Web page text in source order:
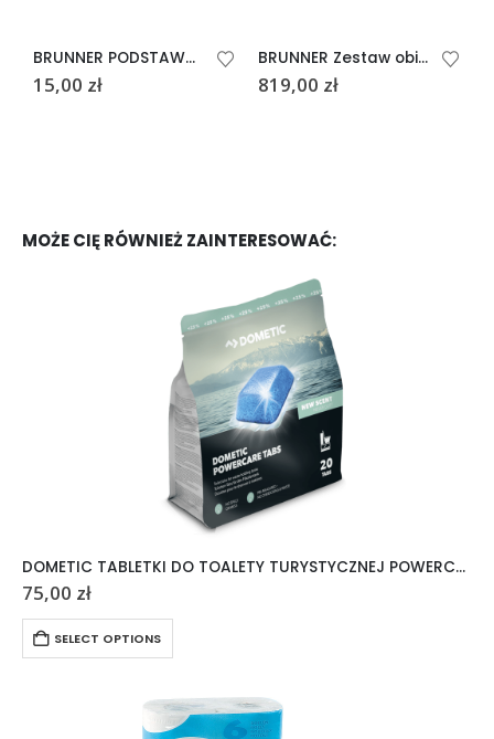
BRUNNER PODSTAWKA POD JAJKO DOLOMIT BIAŁA
15,00 zł
BRUNNER Zestaw obiadowy TUSCANY VIP
819,00 zł
MOŻE CIĘ RÓWNIEŻ ZAINTERESOWAĆ:
DOMETIC TABLETKI DO TOALETY TURYSTYCZNEJ POWERCARE TABS 20 SZTUK
75,00 zł
SELECT OPTIONS